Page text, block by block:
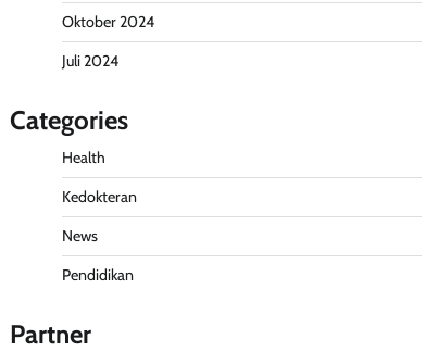
Oktober 2024
Juli 2024
Categories
Health
Kedokteran
News
Pendidikan
Partner